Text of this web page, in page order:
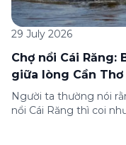
29 July 2026
Chợ nổi Cái Răng:
giữa lòng Cần Thơ
Người ta thường nói
nổi Cái Răng thì coi